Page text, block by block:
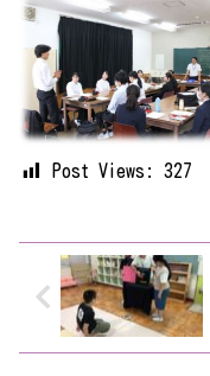
Post Views: 327